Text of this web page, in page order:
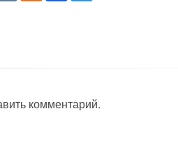
комментарий.